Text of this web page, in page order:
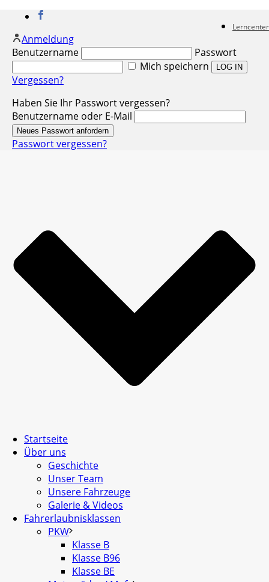
Lerncenter
Anmeldung
Benutzername
Passwort
Mich speichern
Vergessen?
Haben Sie Ihr Passwort vergessen?
Benutzername oder E-Mail
Passwort vergessen?
Startseite
Über uns
Geschichte
Unser Team
Unsere Fahrzeuge
Galerie & Videos
Fahrerlaubnisklassen
PKW
Klasse B
Klasse B96
Klasse BE